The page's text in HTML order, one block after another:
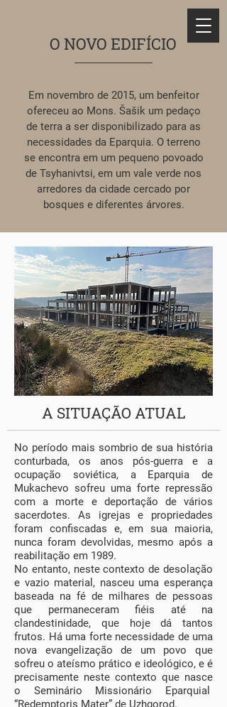
O NOVO EDIFÍCIO
Em novembro de 2015, um benfeitor
ofereceu ao Mons. Šašik um pedaço
de terra a ser disponibilizado para as
necessidades da Eparquia. O terreno
se encontra em um pequeno povoado
de Tsyhanivtsi, em um vale verde nos
arredores da cidade cercado por
bosques e diferentes árvores.
A SITUAÇÃO ATUAL
No período mais sombrio de sua história
conturbada, os anos pós-guerra e a
ocupação soviética, a Eparquia de
Mukachevo sofreu uma forte repressão
com a morte e deportação de vários
sacerdotes. As igrejas e propriedades
foram confiscadas e, em sua maioria,
nunca foram devolvidas, mesmo após a
reabilitação em 1989.
No entanto, neste contexto de desolação
e vazio material, nasceu uma esperança
baseada na fé de milhares de pessoas
que permaneceram fiéis até na
clandestinidade, que hoje dá tantos
frutos. Há uma forte necessidade de uma
nova evangelização de um povo que
sofreu o ateísmo prático e ideológico, e é
precisamente neste contexto que nasce
o Seminário Missionário Eparquial
“Redemptoris Mater” de Uzhgorod.